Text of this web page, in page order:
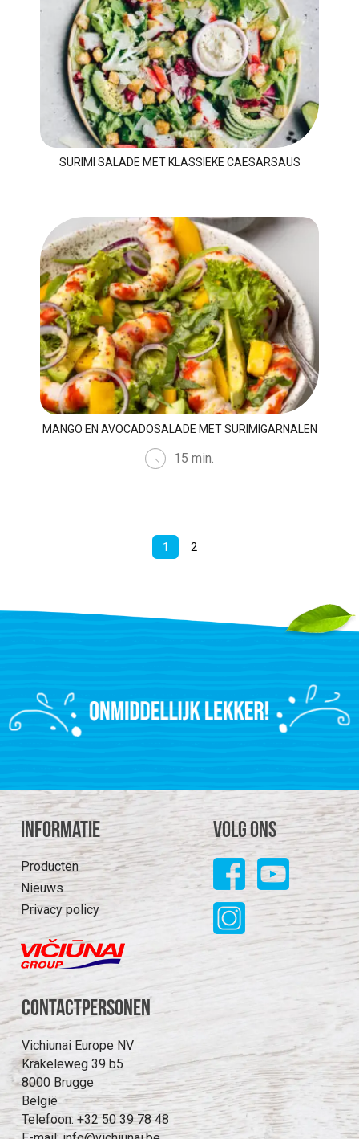
SURIMI SALADE MET KLASSIEKE CAESARSAUS
MANGO EN AVOCADOSALADE MET SURIMIGARNALEN
15 min.
1 2
Informatie
Producten
Nieuws
Privacy policy
Volg ons
Contactpersonen
Vichiunai Europe NV
Krakeleweg 39 b5
8000 Brugge
België
Telefoon: +32 50 39 78 48